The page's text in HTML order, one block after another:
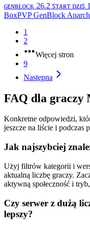
ɢᴇɴʙʟᴏᴄᴋ 26.2 ꜱᴛᴀʀᴛ
BoxPVP GenBlock
1
2
Więcej stron
9
Następna
FAQ dla graczy
Konkretne odpowiedzi,
jeszcze na liście i podczas
Jak najszybciej
Użyj filtrów kategorii i
aktualną liczbę graczy.
aktywną społeczność i
Czy serwer z dużą
lepszy?